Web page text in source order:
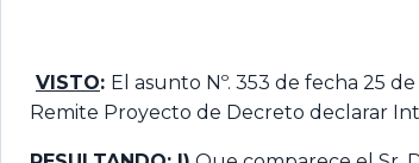
VISTO: El asunto Nº. 353 de fecha 25
Remite Proyecto de Decreto declarar